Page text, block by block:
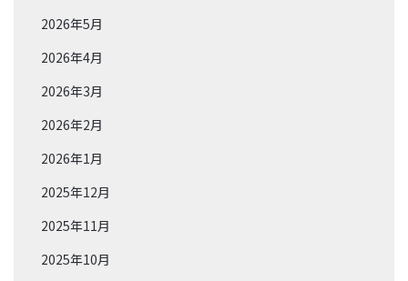
2026年5月
2026年4月
2026年3月
2026年2月
2026年1月
2025年12月
2025年11月
2025年10月